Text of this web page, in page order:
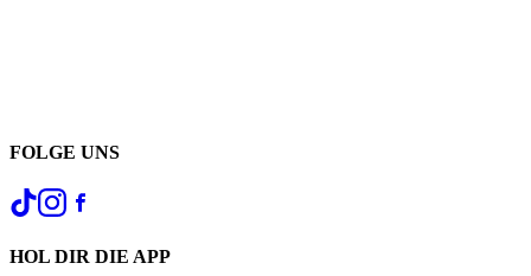
FOLGE UNS
HOL DIR DIE APP